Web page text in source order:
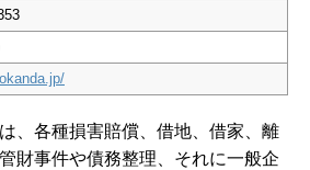
、各種損害賠償、借地、借家、離
財事件や債務整理、それに一般企